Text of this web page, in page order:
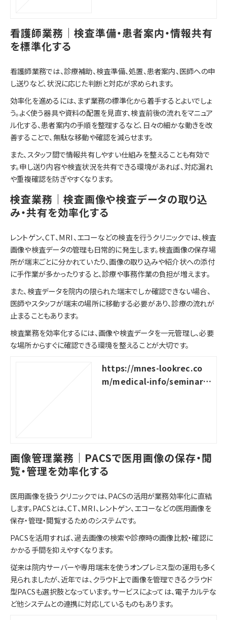
看護師業務｜検査準備・患者案内・情報共有
を標準化する
看護師業務では、診療補助、検査準備、処置、患者案内、医師への申
し送りなど、状況に応じた判断と対応が求められます。
効率化を進めるには、まず業務の標準化から着手するとよいでしょ
う。よく使う器具や資料の配置を見直す、検査前後の流れをマニュア
ル化する、患者案内の手順を整理するなど、日々の細かな動きを改
善することで、無駄な移動や確認を減らせます。
また、スタッフ間で情報共有しやすい仕組みを整えることも有効で
す。申し送り内容や検査状況を共有できる環境があれば、対応漏れ
や重複確認を防ぎやすくなります。
検査業務｜検査画像や検査データの取り込
み・共有を効率化する
レントゲン、CT、MRI、エコーなどの検査を行うクリニックでは、検査
画像や検査データの管理も日常的に発生します。検査画像の保存場
所が端末ごとに分かれていたり、画像の取り込みや紹介状への添付
に手作業が多かったりすると、診療や事務作業の負担が増えます。
また、検査データを院内の限られた端末でしか確認できない場合、
医師やスタッフが端末の場所に移動する必要があり、診療の流れが
止まることもあります。
検査業務を効率化するには、画像や検査データを一元管理し、必要
な場所からすぐに確認できる環境を整えることが大切です。
https://mnes-lookrec.co
m/medical-info/seminar-r
画像管理業務｜PACSで医用画像の保存・閲
覧・管理を効率化する
医用画像を扱うクリニックでは、PACSの活用が業務効率化に直結
します。PACSとは、CT、MRI、レントゲン、エコーなどの医用画像を
保存・管理・閲覧するためのシステムです。
PACSを活用すれば、過去画像の検索や診療時の画像比較・確認に
かかる手間を抑えやすくなります。
従来は院内サーバーや専用端末を使うオンプレミス型の運用も多く
見られましたが、近年では、クラウド上で画像を管理できるクラウド
型PACSも選択肢となっています。サービスによっては、電子カルテな
ど他システムとの連携に対応しているものもあります。